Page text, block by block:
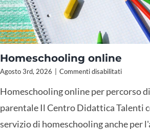
Homeschooling online
Agosto 3rd, 2026 Commenti disabilitatisu
online
Homeschooling online per percorso
parentale Il Centro Didattica Talenti
servizio di homeschooling anche per